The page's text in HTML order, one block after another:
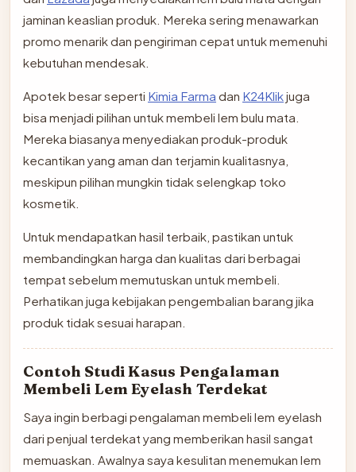
jaminan keaslian produk. Mereka sering menawarkan
promo menarik dan pengiriman cepat untuk memenuhi
kebutuhan mendesak.
Apotek besar seperti Kimia Farma dan K24Klikjuga
bisa menjadi pilihan untuk membeli lem bulu mata.
Mereka biasanya menyediakan produk-produk
kecantikan yang aman dan terjamin kualitasnya,
meskipun pilihan mungkin tidak selengkap toko
kosmetik.
Untuk mendapatkan hasil terbaik, pastikan untuk
membandingkan harga dan kualitas dari berbagai
tempat sebelum memutuskan untuk membeli.
Perhatikan juga kebijakan pengembalian barang jika
produk tidak sesuai harapan.
Contoh Studi Kasus Pengalaman
Membeli Lem Eyelash Terdekat
Saya ingin berbagi pengalaman membeli lem eyelash
dari penjual terdekat yang memberikan hasil sangat
memuaskan. Awalnya saya kesulitan menemukan lem